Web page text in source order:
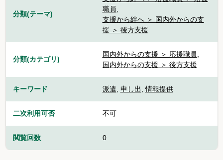
分類(テーマ)
職員
支援から絆へ ＞ 国内外からの支
援 ＞ 後方支援
分類(カテゴリ)
国内外からの支援 ＞ 応援職員
国内外からの支援 ＞ 後方支援
キーワード 派遣 申し出 ,情報提供
二次利用可否 不可
閲覧回数 0